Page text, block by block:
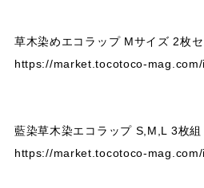
草木染めエコラップ Mサイズ 2枚セ
https://market.tocotoco-
藍染草木染エコラップ S,M,L 3枚組
https://market.tocotoco-